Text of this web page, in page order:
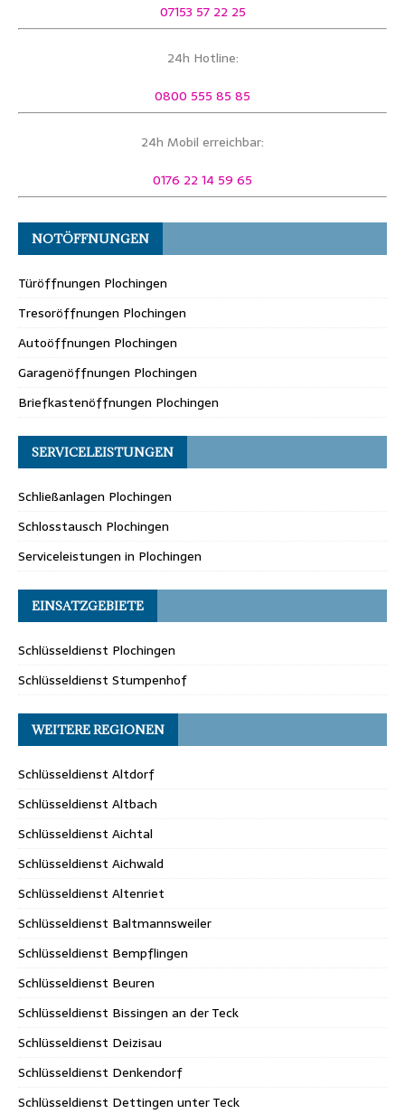
07153 57 22 25
24h Hotline:
0800 555 85 85
24h Mobil erreichbar:
0176 22 14 59 65
NOTÖFFNUNGEN
Türöffnungen Plochingen
Tresoröffnungen Plochingen
Autoöffnungen Plochingen
Garagenöffnungen Plochingen
Briefkastenöffnungen Plochingen
SERVICELEISTUNGEN
Schließanlagen Plochingen
Schlosstausch Plochingen
Serviceleistungen in Plochingen
EINSATZGEBIETE
Schlüsseldienst Plochingen
Schlüsseldienst Stumpenhof
WEITERE REGIONEN
Schlüsseldienst Altdorf
Schlüsseldienst Altbach
Schlüsseldienst Aichtal
Schlüsseldienst Aichwald
Schlüsseldienst Altenriet
Schlüsseldienst Baltmannsweiler
Schlüsseldienst Bempflingen
Schlüsseldienst Beuren
Schlüsseldienst Bissingen an der Teck
Schlüsseldienst Deizisau
Schlüsseldienst Denkendorf
Schlüsseldienst Dettingen unter Teck